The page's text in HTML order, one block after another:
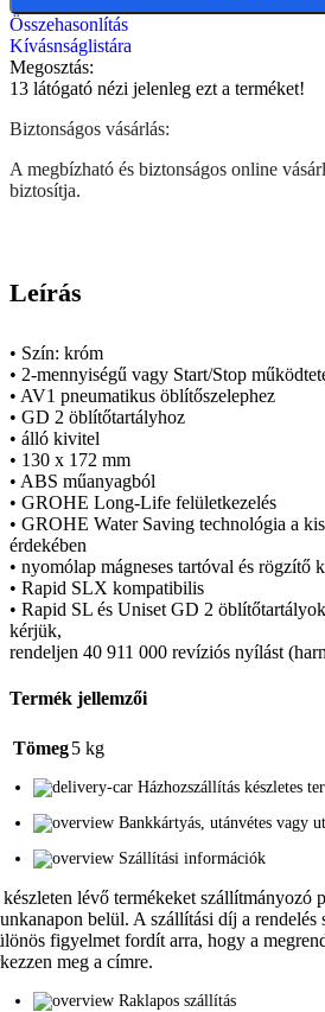
Összehasonlítás
Kívásnságlistára
Megosztás:
13 látógató nézi jelenleg ezt a terméket!
Biztonságos vásárlás:
A megbízható és biztonságos online
biztosítja.
Leírás
• Szín: króm
• 2-mennyiségű vagy Start/Stop
• AV1 pneumatikus öblítőszelephez
• GD 2 öblítőtartályhoz
• álló kivitel
• 130 x 172 mm
• ABS műanyagból
• GROHE Long-Life felületkezelés
• GROHE Water Saving technológia a
érdekében
• nyomólap mágneses tartóval és rögzítő
• Rapid SLX kompatibilis
• Rapid SL és Uniset GD 2
kérjük,
rendeljen 40 911 000 revíziós nyílást
Termék jellemzői
Tömeg5 kg
Házhozszállítás készletes
Bankkártyás, utánvétes vagy
Szállítási információk
lévő termékeket szállítmányozó
belül. A szállítási díj a rendelés
figyelmet fordít arra, hogy a
meg a címre.
Raklapos szállítás